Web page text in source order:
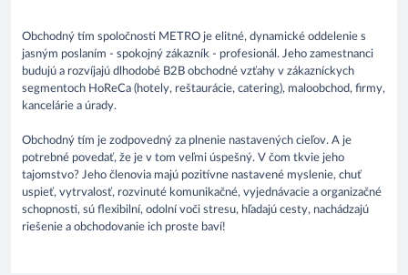
Obchodný tím spoločnosti METRO je elitné, dynamické oddelenie s
jasným poslaním - spokojný zákazník - profesionál. Jeho zamestnanci
budujú a rozvíjajú dlhodobé B2B obchodné vzťahy v zákazníckych
segmentoch HoReCa (hotely, reštaurácie, catering), maloobchod, firmy,
kancelárie a úrady.
Obchodný tím je zodpovedný za plnenie nastavených cieľov. A je
potrebné povedať, že je v tom veľmi úspešný. V čom tkvie jeho
tajomstvo? Jeho členovia majú pozitívne nastavené myslenie, chuť
uspieť, vytrvalosť, rozvinuté komunikačné, vyjednávacie a organizačné
schopnosti, sú flexibilní, odolní voči stresu, hľadajú cesty, nachádzajú
riešenie a obchodovanie ich proste baví!